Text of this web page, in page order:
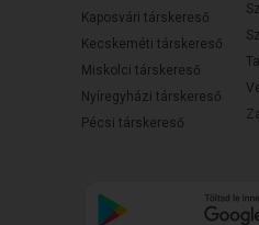
Kaposvári társkereső
Kecskeméti társkereső
Miskolci társkereső
Nyíregyházi társkereső
Pécsi társkereső